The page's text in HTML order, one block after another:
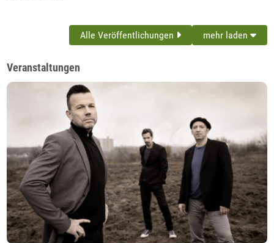
Alle Veröffentlichungen mehr laden
Veranstaltungen